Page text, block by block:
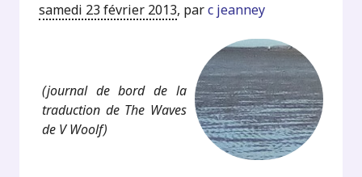
samedi 23 février 2013, parc jeanney
(journal de bord de la
traduction de The Waves
de V Woolf)